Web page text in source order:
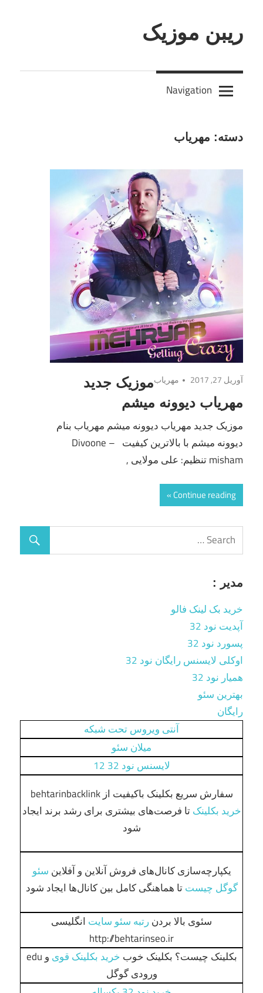
content
ریبن موزیک
mp3
جدید
Navigation
دسته: مهریاب
آوریل 27, 2017 مهریابموزیک جدید
مهریاب دیوونه میشم
موزیک جدید مهریاب دیوونه میشم مهریاب بنام
دیوونه میشم با بالاترین کیفیت – Divoone
misham تنظیم: علی مولایی ,
Continue reading
مدیر :
خرید بک لینک فالو
آپدیت نود 32
پسورد نود 32
اوکلی لایسنس رایگان نود 32
همیار نود 32
بهترین سئو
رایگان
آنتی ویروس تحت شبکه
میلان سئو
لایسنس نود 32 12
سفارش سریع بکلینک باکیفیت از behtarinbacklink
خرید بکلینکتا فرصت‌های بیشتری برای رشد برند ایجاد
شود
یکپارچه‌سازی کانال‌های فروش آنلاین و آفلاین سئو
گوگل چیستتا هماهنگی کامل بین کانال‌ها ایجاد شود
سئوی بالا بردنرتبه سئو سایت انگلیسی
http://behtarinseo.ir
بکلینک چیست؟ بکلینک خوب خرید بکلینک قوی
و edu
ورودی گوگل